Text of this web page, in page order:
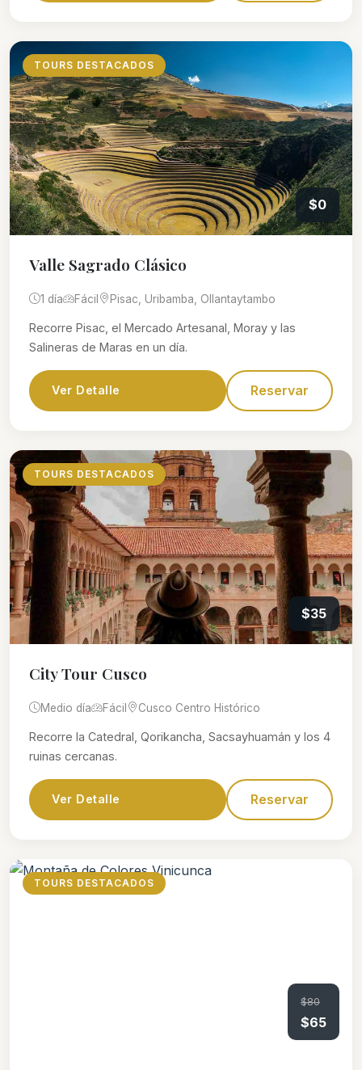
TOURS DESTACADOS
$0
Valle Sagrado Clásico
1 día Fácil Pisac, Uribamba, Ollantaytambo
Recorre Pisac, el Mercado Artesanal, Moray y las
Salineras de Maras en un día.
Ver Detalle Reservar
TOURS DESTACADOS
$35
City Tour Cusco
Medio día Fácil Cusco Centro Histórico
Recorre la Catedral, Qorikancha, Sacsayhuamán y los 4
ruinas cercanas.
Ver Detalle Reservar
TOURS DESTACADOS
$80
$65